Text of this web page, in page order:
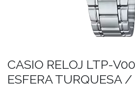
CASIO RELOJ LTP-
ESFERA TURQUESA